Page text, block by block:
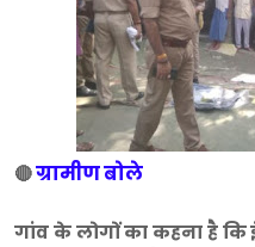
🔴ग्रामीण बोले
गांव के लोगों का कहना है